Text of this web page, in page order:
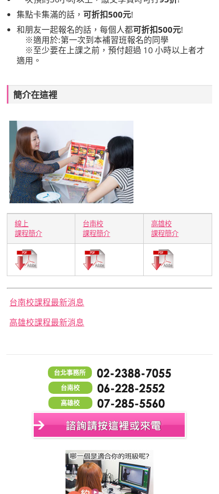
集點卡集滿的話， 可折扣500元!
和朋友一起報名的話，每個人都可折扣500元!
※適用於:第一次到本補習班報名的同學
※至少要在上課之前，預付超過 10 小時以上者才
適用。
簡介在這裡
線上
課程簡介
台南校
課程簡介
高雄校
課程簡介
台南校課程最新消息
高雄校課程最新消息
台北事務所
台南校
高雄校